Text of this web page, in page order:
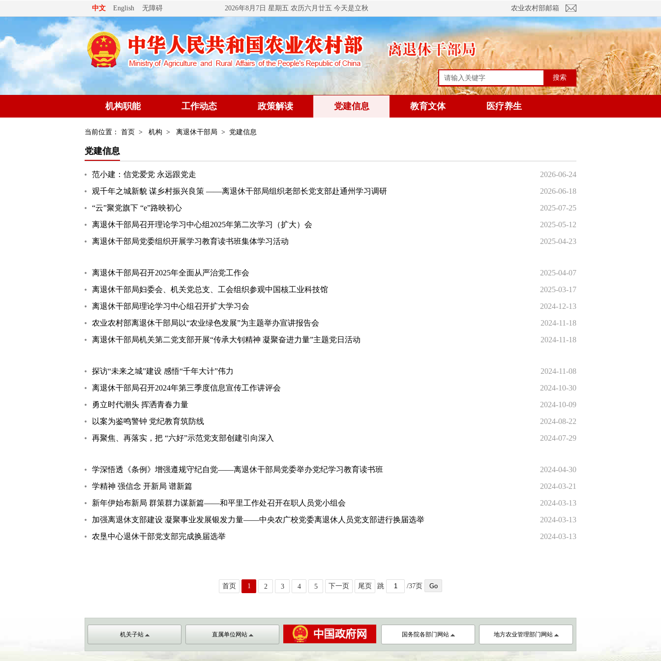
中文 English 无障碍 2026年8月7日 星期五 农历六月廿五 今天是立秋 农业农村部邮箱
搜索
机构职能 工作动态 政策解读 党建信息 教育文体 医疗养生
当前位置： 首页 > 机构 > 离退休干部局 > 党建信息
党建信息
范小建：信党爱党 永远跟党走
2026-06-24
观千年之城新貌 谋乡村振兴良策 ——离退休干部局组织老部长党支部赴通州学习调研
2026-06-18
“云”聚党旗下 “e”路映初心
2025-07-25
离退休干部局召开理论学习中心组2025年第二次学习（扩大）会
2025-05-12
离退休干部局党委组织开展学习教育读书班集体学习活动
2025-04-23
离退休干部局召开2025年全面从严治党工作会
2025-04-07
离退休干部局妇委会、机关党总支、工会组织参观中国核工业科技馆
2025-03-17
离退休干部局理论学习中心组召开扩大学习会
2024-12-13
农业农村部离退休干部局以“农业绿色发展”为主题举办宣讲报告会
2024-11-18
离退休干部局机关第二党支部开展“传承大钊精神 凝聚奋进力量”主题党日活动
2024-11-18
探访“未来之城”建设 感悟“千年大计”伟力
2024-11-08
离退休干部局召开2024年第三季度信息宣传工作讲评会
2024-10-30
勇立时代潮头 挥洒青春力量
2024-10-09
以案为鉴鸣警钟 党纪教育筑防线
2024-08-22
再聚焦、再落实，把 “六好”示范党支部创建引向深入
2024-07-29
学深悟透《条例》增强遵规守纪自觉——离退休干部局党委举办党纪学习教育读书班
2024-04-30
学精神 强信念 开新局 谱新篇
2024-03-21
新年伊始布新局 群策群力谋新篇——和平里工作处召开在职人员党小组会
2024-03-13
加强离退休支部建设 凝聚事业发展银发力量——中央农广校党委离退休人员党支部进行换届选举
2024-03-13
农垦中心退休干部党支部完成换届选举
2024-03-13
首页 1 2 3 4 5 下一页 尾页 跳 /37页
机关子站 直属单位网站 国务院各部门网站 地方农业管理部门网站